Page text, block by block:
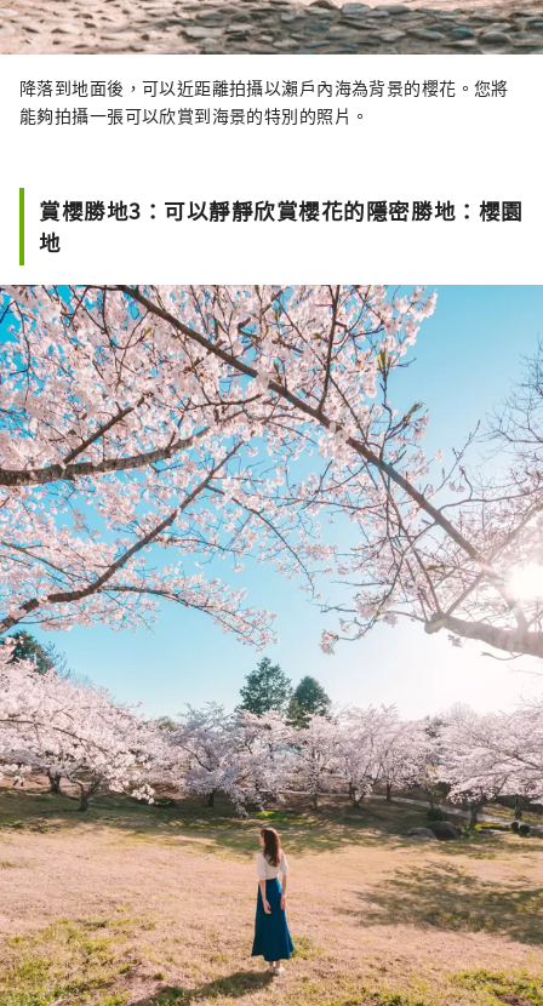
降落到地面後，可以近距離拍攝以瀨戶內海為背景的櫻花。您將
能夠拍攝一張可以欣賞到海景的特別的照片。
賞櫻勝地3：可以靜靜欣賞櫻花的隱密勝地：櫻園
地